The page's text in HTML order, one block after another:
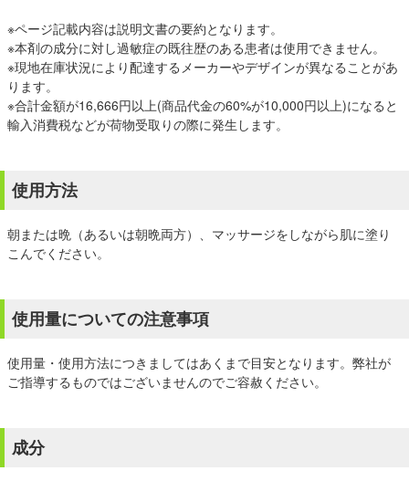
※ページ記載内容は説明文書の要約となります。
※本剤の成分に対し過敏症の既往歴のある患者は使用できません。
※現地在庫状況により配達するメーカーやデザインが異なることがあ
ります。
※合計金額が16,666円以上(商品代金の60%が10,000円以上)になると
輸入消費税などが荷物受取りの際に発生します。
使用方法
朝または晩（あるいは朝晩両方）、マッサージをしながら肌に塗り
こんでください。
使用量についての注意事項
使用量・使用方法につきましてはあくまで目安となります。弊社が
ご指導するものではございませんのでご容赦ください。
成分